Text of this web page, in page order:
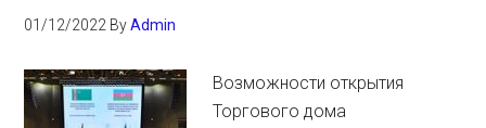
01/12/2022 ByAdmin
Возможности открытия
Торгового дома